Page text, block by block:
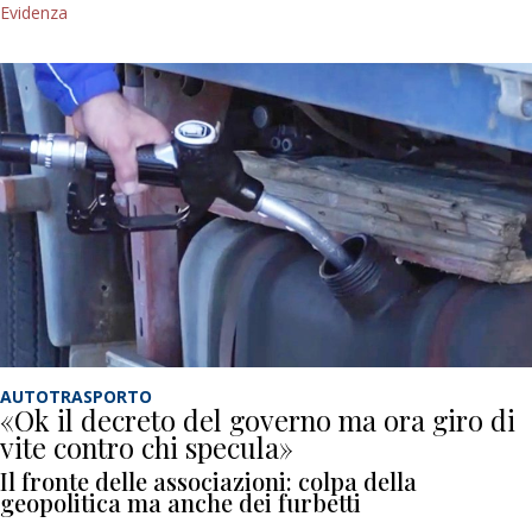
Evidenza
AUTOTRASPORTO
«Ok il decreto del governo ma ora giro di
vite contro chi specula»
Il fronte delle associazioni: colpa della
geopolitica ma anche dei furbetti